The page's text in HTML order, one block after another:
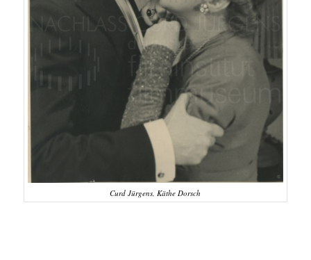
Curd Jürgens, Käthe Dorsch